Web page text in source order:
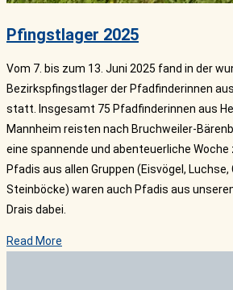
Pfingstlager 2025
Vom 7. bis zum 13. Juni 2025 fand in der
Bezirkspfingstlager der Pfadfinderinnen
statt. Insgesamt 75 Pfadfinderinnen aus
Mannheim reisten nach Bruchweiler-
eine spannende und abenteuerliche Woche
Pfadis aus allen Gruppen (Eisvögel, Luchse,
Steinböcke) waren auch Pfadis aus
Drais dabei.
Read More